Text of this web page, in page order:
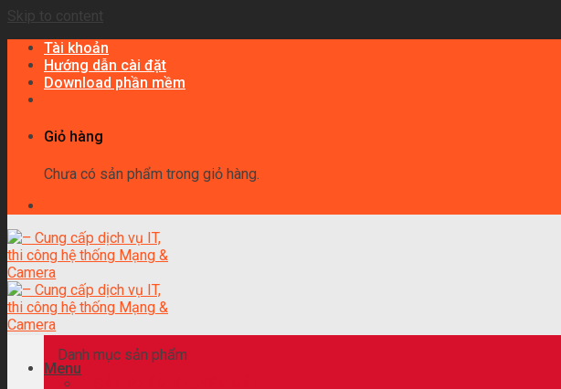
Skip to content
Tài khoản
Hướng dẫn cài đặt
Download phần mềm
Giỏ hàng
Chưa có sản phẩm trong giỏ hàng.
Menu
Danh mục sản phẩm